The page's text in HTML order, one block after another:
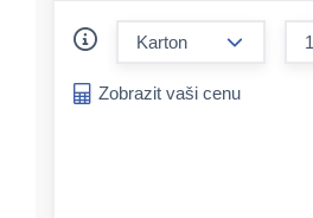
Zobrazit vaši cenu